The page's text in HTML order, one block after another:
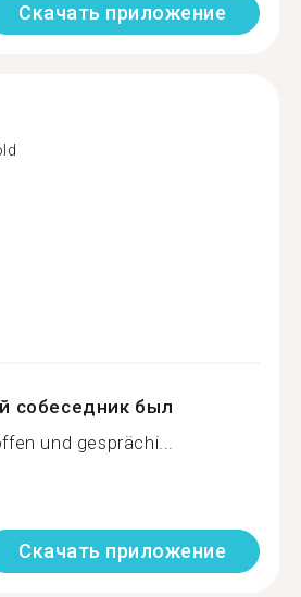
Скачать приложение
собеседник был
und gesprächi...
Скачать приложение